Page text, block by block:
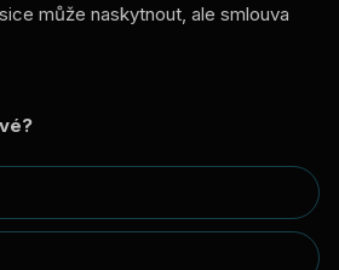
může naskytnout, ale smlouva